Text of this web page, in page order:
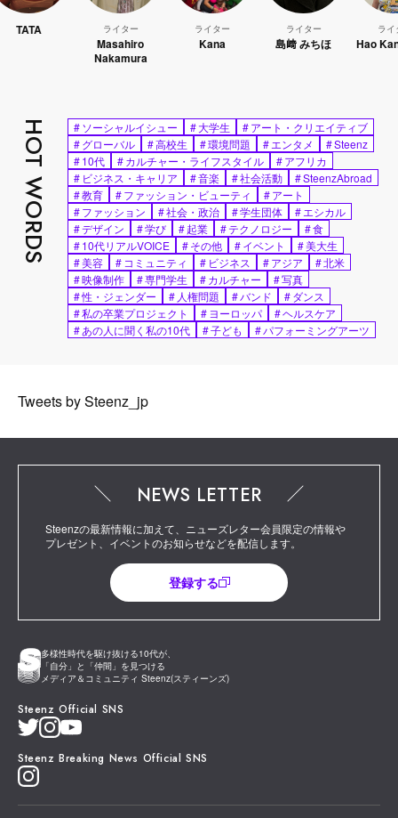
Nakamura
島﨑 みちほ Hao Kanayama
HOT WORDS #ソーシャルイシュー #大学生 #アート・クリエイティブ
#グローバル #高校生 #環境問題 #エンタメ #Steenz
#10代 #カルチャー・ライフスタイル #アフリカ
# ビジネス・キャリア #音楽 #社会活動 #SteenzAbroad
#教育 #ファッション・ビューティ #アート
#ファッション #社会・政治 #学生団体 #エシカル
#デザイン #学び #起業 #テクノロジー #食
#10代リアルVOICE #その他 #イベント #美大生
#美容 # コミュニティ # ビジネス #アジア #北米
#映像制作 #専門学生 #カルチャー #写真
#性・ジェンダー # 人権問題 #バンド #ダンス
#私の卒業プロジェクト #ヨーロッパ #ヘルスケア
#あの人に聞く私の10代 #子ども #パフォーミングアーツ
Tweets by Steenz_jp
多様性時代を駆け抜ける10代が、
「自分」と「仲間」を見つける
メディア＆コミュニティ Steenz(スティーンズ)
Steenz Official SNS
Steenz Breaking News Official SNS
NEWS LETTER
Steenzの最新情報に加えて、ニューズレター会員限定の情報や
プレゼント、イベントのお知らせなどを配信します。
登録する